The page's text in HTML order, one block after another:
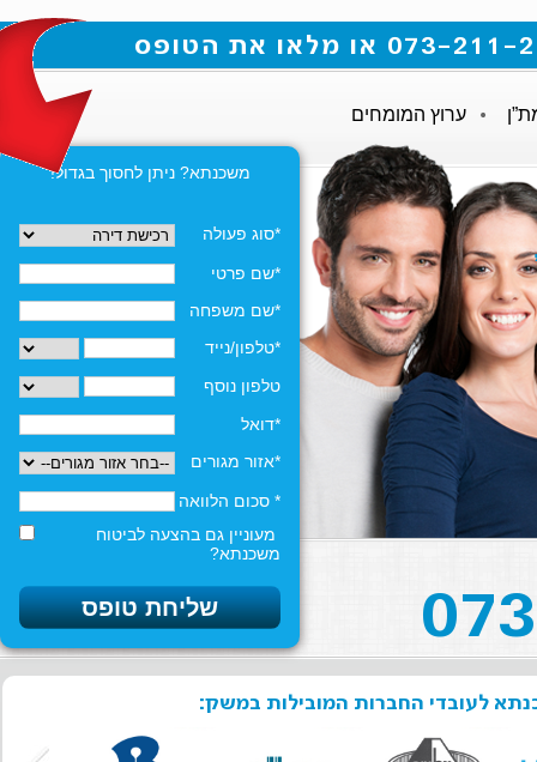
ערוץ המומחים
משכנתא? ניתן לחסוך בגדול!
*סוג פעולה
*שם פרטי
*שם משפחה
*טלפון/נייד
טלפון נוסף
*דואל
*אזור מגורים
* סכום הלוואה
מעוניין גם בהצעה לביטוח
משכנתא?
לעובדי החברות המובילות במשק: